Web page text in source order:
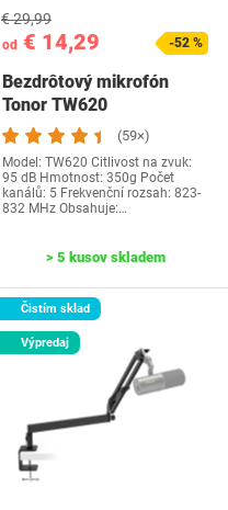
od € 14,29
€ 29,99
-52 %
Bezdrôtový mikrofón
Tonor TW620
(59×)
Model: TW620 Citlivost na zvuk:
95 dB Hmotnost: 350g Počet
kanálů: 5 Frekvenční rozsah: 823-
832 MHz Obsahuje:…
> 5 kusov skladem
Čistím sklad
Výpredaj